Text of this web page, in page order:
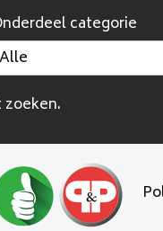
categorie